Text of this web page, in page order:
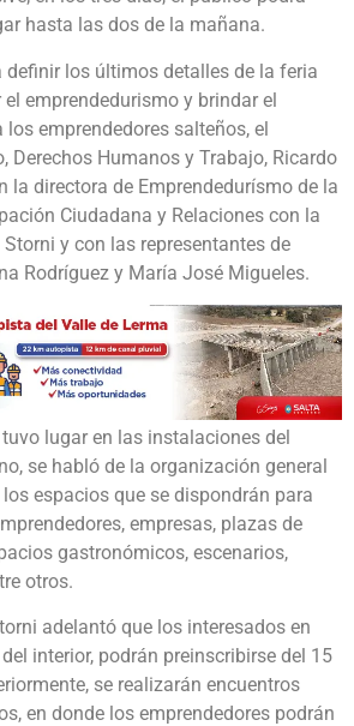
hasta las dos de la mañana.
definir los últimos detalles de la feria
emprendedurismo y brindar el
los emprendedores salteños, el
Derechos Humanos y Trabajo, Ricardo
la directora de Emprendedurísmo de la
Ciudadana y Relaciones con la
y con las representantes de
Rodríguez y María José Migueles.
tuvo lugar en las instalaciones del
se habló de la organización general
espacios que se dispondrán para
empresas, plazas de
gastronómicos, escenarios,
otros.
adelantó que los interesados en
interior, podrán preinscribirse del 15
se realizarán encuentros
en donde los emprendedores podrán